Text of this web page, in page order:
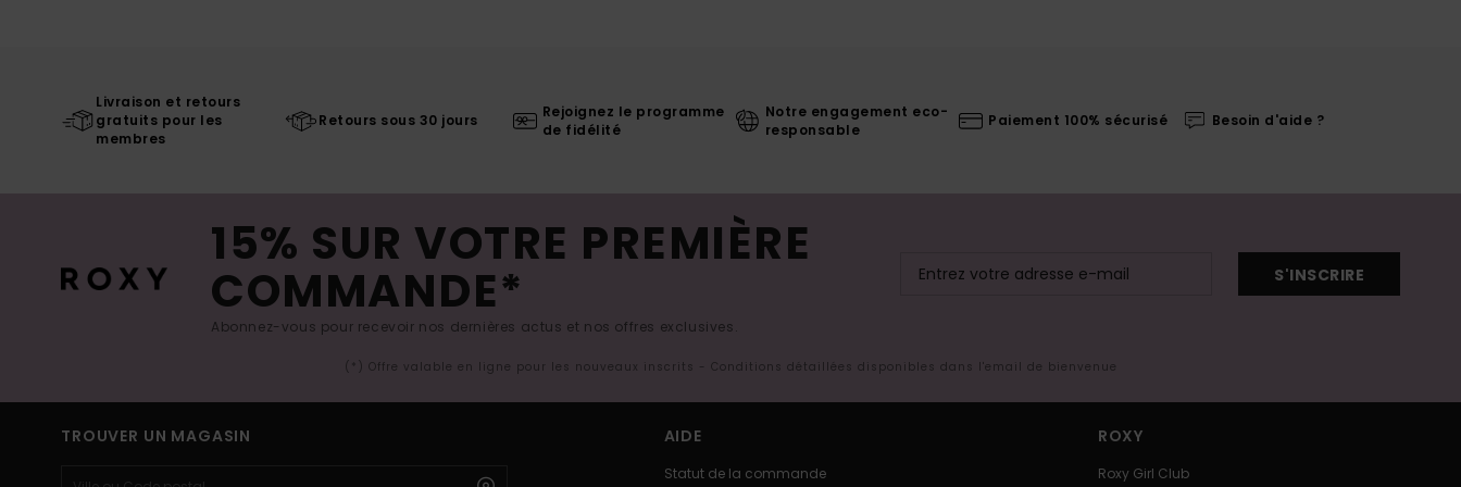
Livraison et retours
gratuits pour les
membres
Retours sous 30 jours
Rejoignez le programme
de fidélité
Notre engagement eco-
responsable
Paiement 100% sécurisé Besoin d'aide ?
15% SUR VOTRE PREMIÈRE
COMMANDE*
Abonnez-vous pour recevoir nos dernières actus et nos offres exclusives.
S'INSCRIRE
(*) Offre valable en ligne pour les nouveaux inscrits - Conditions détaillées disponibles dans l'email de bienvenue
TROUVER UN MAGASIN AIDE
Statut de la commande
ROXY
Roxy Girl Club